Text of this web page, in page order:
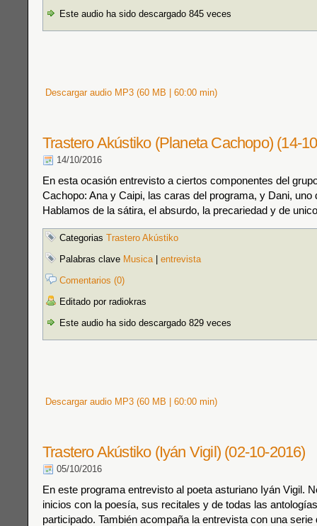
Este audio ha sido descargado 845 veces
Descargar audio MP3 (60 MB | 60:00 min)
Trastero Akústiko (Planeta Cachopo) (14-
14/10/2016
En esta ocasión entrevisto a ciertos componentes del
Cachopo: Ana y Caipi, las caras del programa, y Dani, uno
Hablamos de la sátira, el absurdo, la precariedad y de
Categorias Trastero Akústiko
Palabras clave Musica| entrevista
Comentarios (0)
Editado por radiokras
Este audio ha sido descargado 829 veces
Descargar audio MP3 (60 MB | 60:00 min)
Trastero Akústiko (Iyán Vigil) (02-10-2016)
05/10/2016
En este programa entrevisto al poeta asturiano Iyán Vigil.
inicios con la poesía, sus recitales y de todas las
participado. También acompaña la entrevista con una serie